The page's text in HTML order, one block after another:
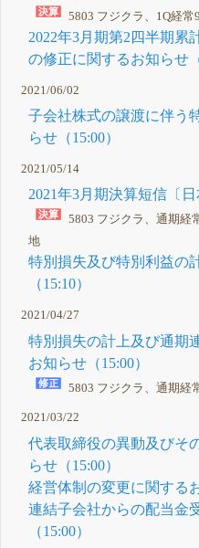
5803 フジクラ、1Q経常
2022年3月期第2四半期累
の修正に関するお知らせ（
2021/06/02
子会社株式の譲渡に伴う
らせ（15:00）
2021/05/14
2021年3月期決算短信〔日
5803 フジクラ、通期経
地
特別損失及び特別利益の
（15:10）
2021/04/27
特別損失の計上及び通期
お知らせ（15:00）
5803 フジクラ、通期経
2021/03/22
代表取締役の異動及びそ
らせ（15:00）
経営体制の変更に関する
連結子会社からの配当金
（15:00）